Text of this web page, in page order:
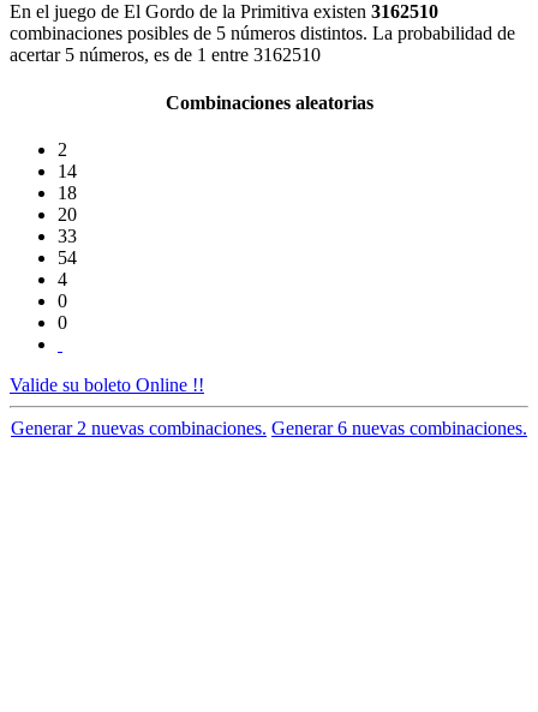
En el juego de El Gordo de la Primitiva existen 3162510
combinaciones posibles de 5 números distintos. La probabilidad de
acertar 5 números, es de 1 entre 3162510
Combinaciones aleatorias
2
14
18
20
33
54
4
0
0
Valide su boleto Online !!
Generar 2 nuevas combinaciones. Generar 6 nuevas combinaciones.